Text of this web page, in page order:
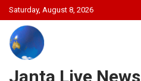
Skip
to
content
Saturday, August 8, 2026
Janta Live News